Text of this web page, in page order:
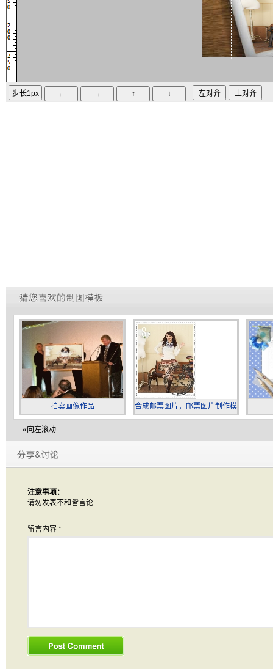
拍卖画像作品
合成邮票图片，邮票图片制作模
板
«向左滚动
注意事项：
请勿发表不和皆言论
留言内容 *